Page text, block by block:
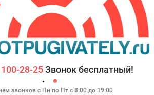
28-25Звонок бесплатный!
звонков с Пн по Пт с 8:00 до 19:00